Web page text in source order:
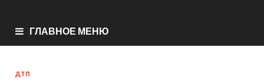
ГЛАВНОЕ МЕНЮ
ДТП